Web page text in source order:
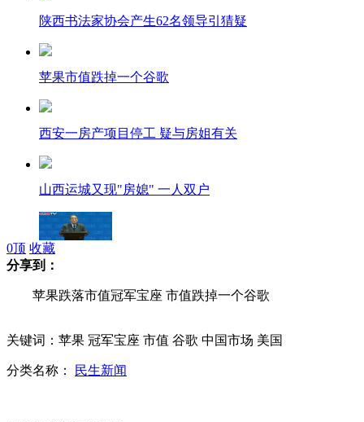
陕西书法家协会产生62名领导引猜疑
苹果市值跌掉一个谷歌
西安一房产项目停工 疑与房姐有关
山西运城又现"房媳" 一人双户
厉以宁：收入分配制度改革重点在初次分配
0顶 收藏
分享到：
苹果跌落市值冠军宝座 市值跌掉一个谷歌
关键词：苹果 冠军宝座 市值 谷歌 中国市场 美国
分类名称： 民生新闻